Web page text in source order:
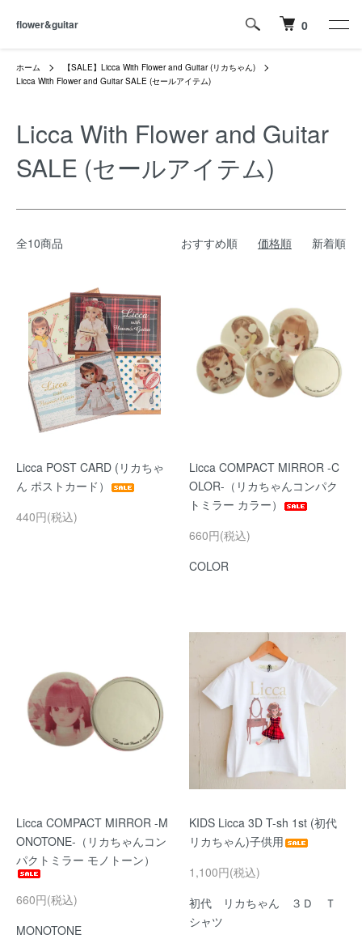
flower&guitar 0
ホーム
【SALE】Licca With Flower and Guitar (リカちゃん)
Licca With Flower and Guitar SALE (セールアイテム)
Licca With Flower and Guitar
SALE (セールアイテム)
全10商品 おすすめ順 価格順 新着順
Licca POST CARD (リカちゃ
ん ポストカード）
440円(税込)
Licca COMPACT MIRROR -C
OLOR-（リカちゃんコンパク
トミラー カラー）
660円(税込)
COLOR
Licca COMPACT MIRROR -M
ONOTONE-（リカちゃんコン
パクトミラー モノトーン）
660円(税込)
MONOTONE
KIDS Licca 3D T-sh 1st (初代
リカちゃん)子供用
1,100円(税込)
初代 リカちゃん ３Ｄ Ｔ
シャツ